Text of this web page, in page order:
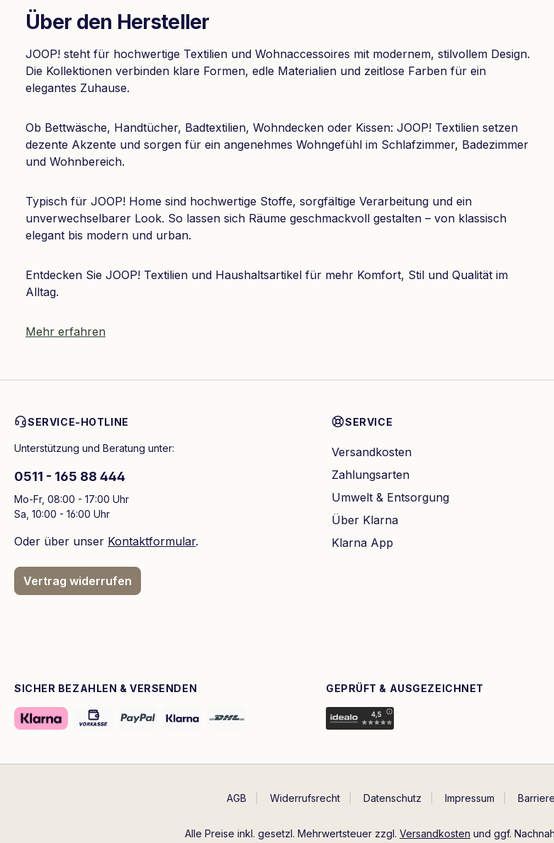
Über den Hersteller
JOOP! steht für hochwertige Textilien und Wohnaccessoires mit modernem, stilvollem Design.
Die Kollektionen verbinden klare Formen, edle Materialien und zeitlose Farben für ein
elegantes Zuhause.
Ob Bettwäsche, Handtücher, Badtextilien, Wohndecken oder Kissen: JOOP! Textilien setzen
dezente Akzente und sorgen für ein angenehmes Wohngefühl im Schlafzimmer, Badezimmer
und Wohnbereich.
Typisch für JOOP! Home sind hochwertige Stoffe, sorgfältige Verarbeitung und ein
unverwechselbarer Look. So lassen sich Räume geschmackvoll gestalten – von klassisch
elegant bis modern und urban.
Entdecken Sie JOOP! Textilien und Haushaltsartikel für mehr Komfort, Stil und Qualität im
Alltag.
Mehr erfahren
SERVICE-HOTLINE
Unterstützung und Beratung unter:
0511 - 165 88 444
Mo-Fr, 08:00 - 17:00 Uhr
Sa, 10:00 - 16:00 Uhr
Oder über unser Kontaktformular.
Vertrag widerrufen
SERVICE
Versandkosten
Zahlungsarten
Umwelt & Entsorgung
Über Klarna
Klarna App
SICHER BEZAHLEN & VERSENDEN GEPRÜFT & AUSGEZEICHNET
AGB Widerrufsrecht Datenschutz Impressum
Alle Preise inkl. gesetzl. Mehrwertsteuer zzgl. Versandkosten und ggf.